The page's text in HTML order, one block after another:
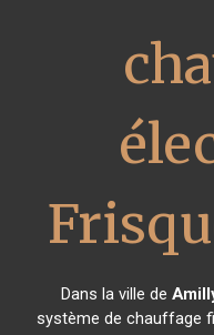
Dans la ville de
système de chauffage